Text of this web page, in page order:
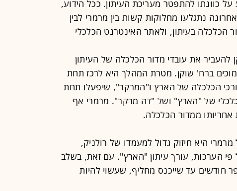
כוונתו להתפטר מעריכת העיתון. ככל הידוע,
נתגלעו מחלוקות קשות בין מרמרי לבין
הכלכלה בעיתון, ולאתר האינטרנט הכלכלי
להעביר את עובדי מדור הכלכלה של העיתון
ברח' שוקן. מטרת המהלך היא לרכז תחת
הכלכלה של הארץ ו"המרקר", שיפעלו תחת
של "הארץ" ושל "דה מרקר". מרמרי אף
אחריותו ממדור הכלכלה.
היא חיזוק גדול למעמדו של רולניק,
פי הערכות, עורך עיתון "הארץ". עם זאת, בשלב
חודשים עד שייכנס מחליף, שעשוי להיות